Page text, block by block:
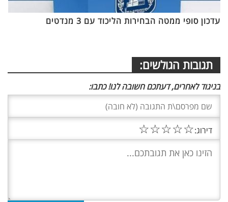
עדכון סופי ממטה הבחירות הליכוד עם 3 מנדטים
תגובות הגולשים:
בניגוד לאחרים, דעתכם חשובה לנו! כתבו:
דירוג:☆
☆
☆
☆
☆